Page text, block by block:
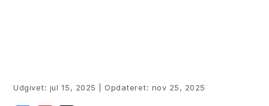
Udgivet: jul 15, 2025 Opdateret: nov 25, 2025